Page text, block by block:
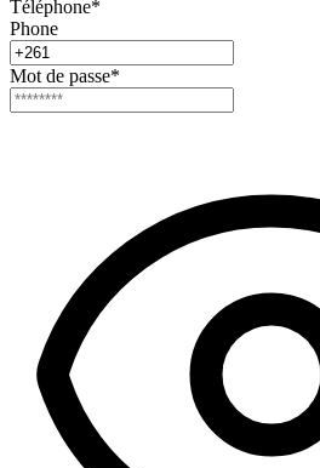
Téléphone*
Phone
Mot de passe*